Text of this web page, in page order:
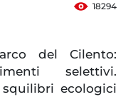
18294
del Cilento:
selettivi.
ecologici